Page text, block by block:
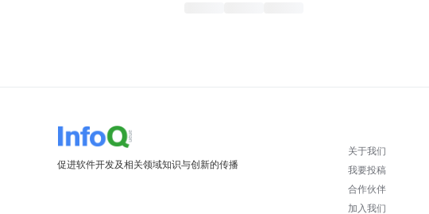
促进软件开发及相关领域知识与创新的传播
关于我们
我要投稿
合作伙伴
加入我们